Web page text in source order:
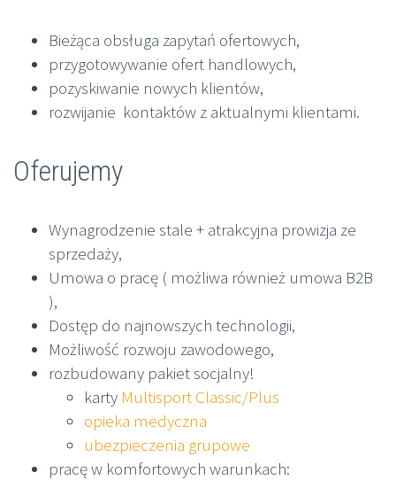
Bieżąca obsługa zapytań ofertowych,
przygotowywanie ofert handlowych,
pozyskiwanie nowych klientów,
rozwijanie kontaktów z aktualnymi klientami.
Oferujemy
Wynagrodzenie stale + atrakcyjna prowizja ze
sprzedaży,
Umowa o pracę ( możliwa również umowa B2B
),
Dostęp do najnowszych technologii,
Możliwość rozwoju zawodowego,
rozbudowany pakiet socjalny!
karty Multisport Classic/Plus
opieka medyczna
ubezpieczenia grupowe
pracę w komfortowych warunkach: